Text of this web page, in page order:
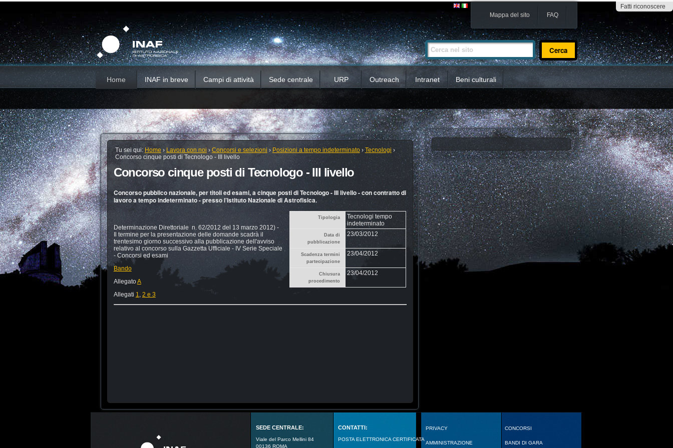
Fatti riconoscere
contenuti.
Salta
alla
navigazione
Mappa del sito FAQ
Cerca nel sito
Ricerca
avanzata…
Home INAF in breve Campi di attività Sede centrale URP Outreach Intranet Beni culturali
Tu sei qui: Home › Lavora con noi › Concorsi e selezioni › Posizioni a tempo indeterminato ›Tecnologi ›
Concorso cinque posti di Tecnologo - III livello
Concorso cinque posti di Tecnologo - III livello
Concorso pubblico nazionale, per titoli ed esami, a cinque posti di Tecnologo - III livello - con contratto di
lavoro a tempo indeterminato - presso l’Istituto Nazionale di Astrofisica.
Tipologia
Tecnologi tempo
indeterminato
Data di
pubblicazione
23/03/2012
Scadenza termini
partecipazione
23/04/2012
Chiusura
procedimento
23/04/2012
Determinazione Direttoriale n. 62/2012 del 13 marzo 2012) -
Il termine per la presentazione delle domande scadrà il
trentesimo giorno successivo alla pubblicazione dell'avviso
relativo al concorso sulla Gazzetta Ufficiale - IV Serie Speciale
- Concorsi ed esami
Bando
AllegatoA
Allegati 1, 2 e 3
SEDE CENTRALE:
Viale del Parco Mellini 84
00136 ROMA
CONTATTI:
POSTA ELETTRONICA CERTIFICATA
PRIVACY
AMMINISTRAZIONE
CONCORSI
BANDI DI GARA